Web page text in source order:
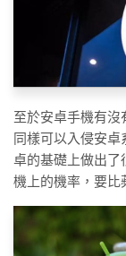
至於安卓手機有
同樣可以入侵安
卓的基礎上做出了
機上的機率，要比